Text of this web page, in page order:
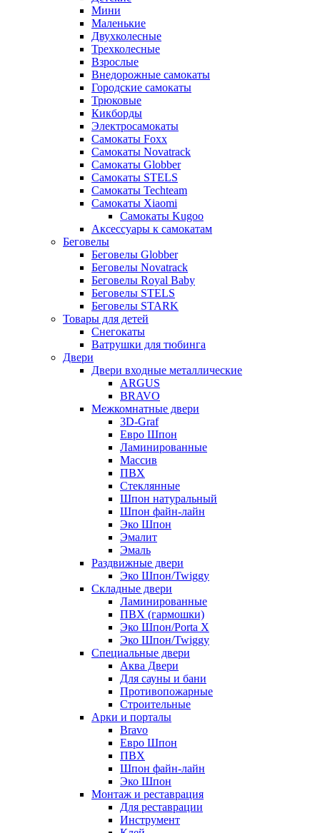
Мини
Маленькие
Двухколесные
Трехколесные
Взрослые
Внедорожные самокаты
Городские самокаты
Трюковые
Кикборды
Электросамокаты
Самокаты Foxx
Самокаты Novatrack
Самокаты Globber
Самокаты STELS
Самокаты Techteam
Самокаты Xiaomi
Самокаты Kugoo
Аксессуары к самокатам
Беговелы
Беговелы Globber
Беговелы Novatrack
Беговелы Royal Baby
Беговелы STELS
Беговелы STARK
Товары для детей
Снегокаты
Ватрушки для тюбинга
Двери
Двери входные металлические
ARGUS
BRAVO
Межкомнатные двери
3D-Graf
Евро Шпон
Ламинированные
Массив
ПВХ
Стеклянные
Шпон натуральный
Шпон файн-лайн
Эко Шпон
Эмалит
Эмаль
Раздвижные двери
Эко Шпон/Twiggy
Складные двери
Ламинированные
ПВХ (гармошки)
Эко Шпон/Porta X
Эко Шпон/Twiggy
Специальные двери
Аква Двери
Для сауны и бани
Противопожарные
Строительные
Арки и порталы
Bravo
Евро Шпон
ПВХ
Шпон файн-лайн
Эко Шпон
Монтаж и реставрация
Для реставрации
Инструмент